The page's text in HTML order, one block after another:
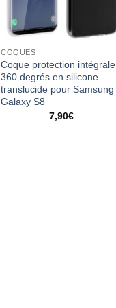
COQUES
Coque protection intégrale
360 degrés en silicone
translucide pour Samsung
Galaxy S8
7,90€